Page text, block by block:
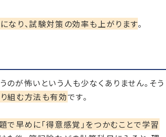
なり、試験対策の効率も上がります。
が怖いという人も少なくありません。そう
組む方法も有効です。
早めに「得意感覚」をつかむことで学習